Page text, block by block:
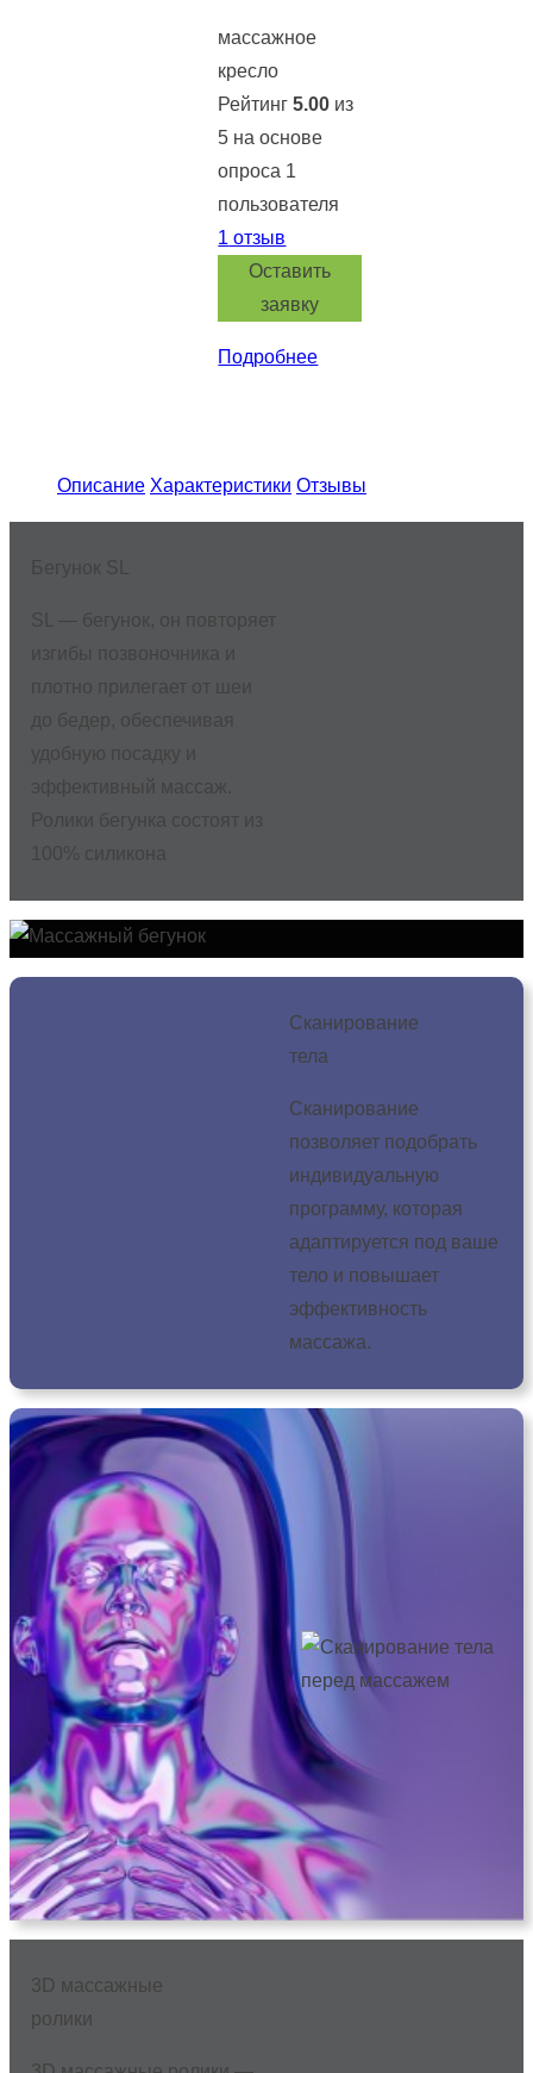
массажное
кресло
Рейтинг5.00 из
5 на основе
опроса 1
пользователя
1 отзыв
Оставить
заявку
Подробнее
Описание Характеристики Отзывы
Бегунок SL
SL — бегунок, он повторяет
изгибы позвоночника и
плотно прилегает от шеи
до бедер, обеспечивая
удобную посадку и
эффективный массаж.
Ролики бегунка состоят из
100% силикона
Сканирование
тела
Сканирование
позволяет подобрать
индивидуальную
программу, которая
адаптируется под ваше
тело и повышает
эффективность
массажа.
3D массажные
ролики